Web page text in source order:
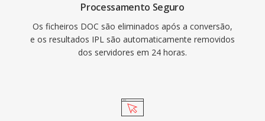
Processamento Seguro
Os ficheiros DOC são eliminados após a conversão,
e os resultados IPL são automaticamente removidos
dos servidores em 24 horas.